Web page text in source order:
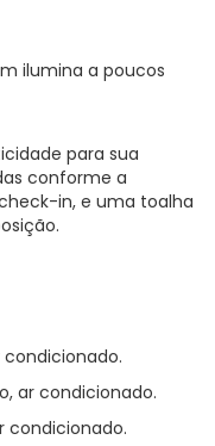
ilumina a poucos
para sua
conforme a
in, e uma toalha
condicionado.
ar condicionado.
condicionado.